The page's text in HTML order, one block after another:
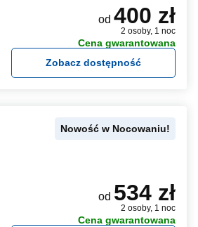
od 400 zł
2 osoby, 1 noc
Cena gwarantowana
Zobacz dostępność
Nowość w Nocowaniu!
od 534 zł
2 osoby, 1 noc
Cena gwarantowana